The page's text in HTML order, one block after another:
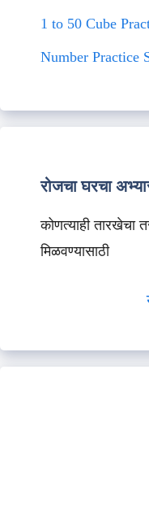
1 to 50 Cube
Number Practice
रोजचा घरचा
कोणत्याही तारखेचा
मिळवण्यासाठी